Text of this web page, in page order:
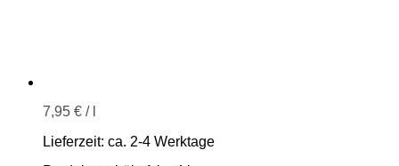
7,95 € /
Lieferzeit: ca. 2-4 Werktage